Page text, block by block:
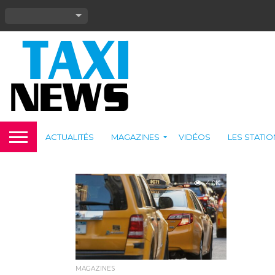
ACTUALITÉS MAGAZINES VIDÉOS LES
4.0K
MAGAZINES